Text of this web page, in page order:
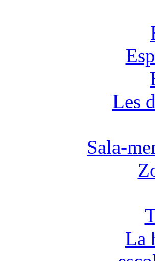
Les
Sala-
La